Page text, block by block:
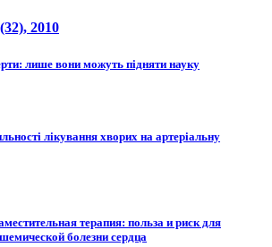
, 2010
лише вони можуть підняти науку
лікування хворих на артеріальну
терапия: польза и риск для
болезни сердца